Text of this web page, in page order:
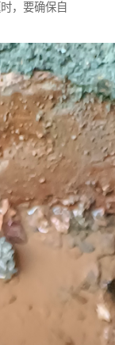
，要确保自